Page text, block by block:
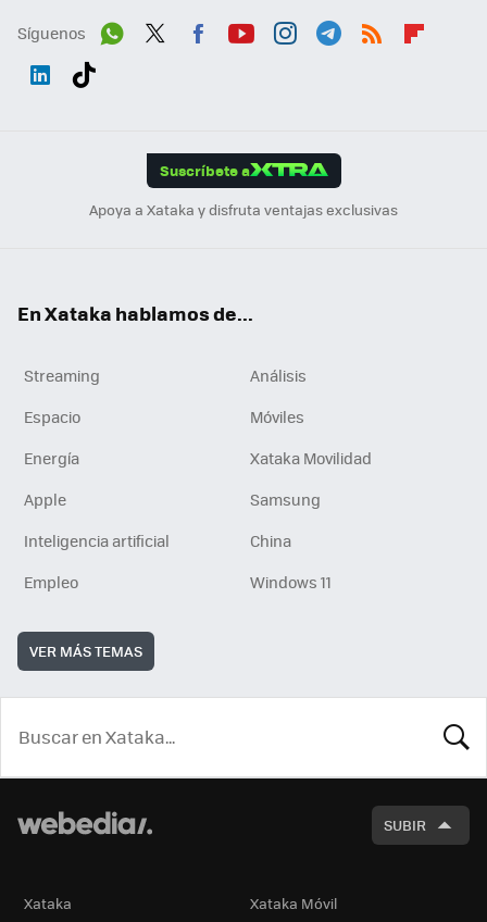
Síguenos
Suscríbete a
Apoya a Xataka y disfruta ventajas exclusivas
En Xataka hablamos de...
Streaming
Análisis
Espacio
Móviles
Energía
Xataka Movilidad
Apple
Samsung
Inteligencia artificial
China
Empleo
Windows 11
VER MÁS TEMAS
SUBIR
Xataka Xataka Móvil